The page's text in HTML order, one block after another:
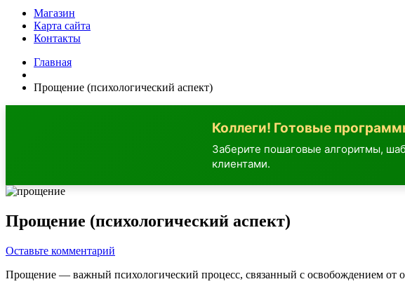
Магазин
Карта сайта
Контакты
Главная
Прощение (психологический аспект)
Коллеги! Готовые
Заберите пошаговые алгоритмы,
клиентами.
Прощение (психологический аспект)
Оставьте комментарий
Прощение — важный психологический процесс, связанный с освобождением от